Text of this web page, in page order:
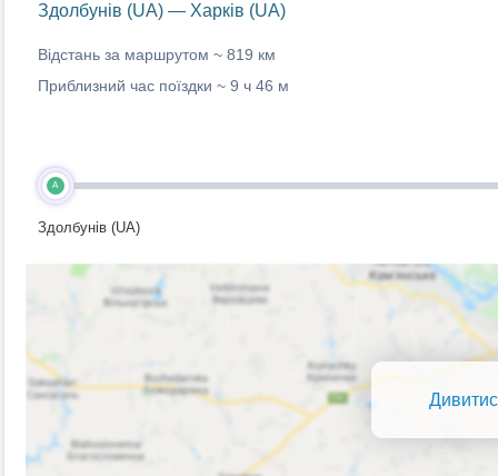
Здолбунів (UA) — Харків (UA)
Відстань за маршрутом ~ 819 км
Приблизний час поїздки ~ 9 ч 46 м
A
Здолбунів (UA)